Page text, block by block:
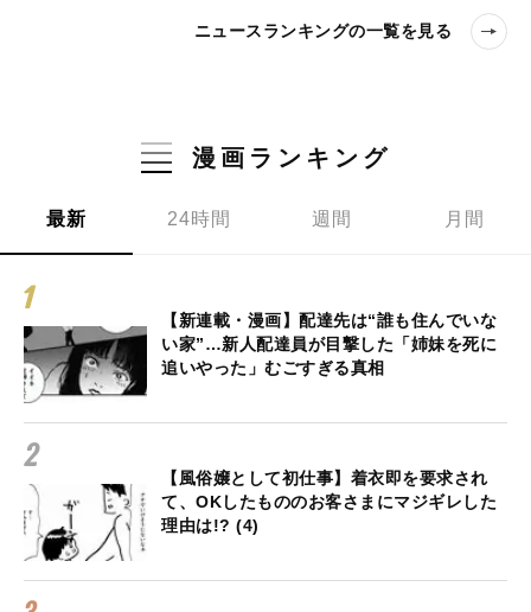
ニュースランキングの一覧を見る
漫画ランキング
最新 24時間 週間 月間
【新連載・漫画】配達先は“誰も住んでいな
い家”…新人配達員が目撃した「姉妹を死に
追いやった」むごすぎる真相
【風俗嬢として初仕事】着衣即を要求され
て、OKしたもののお客さまにマジギレした
理由は!? (4)